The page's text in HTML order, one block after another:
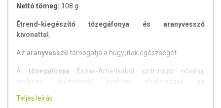
Nettó tömeg: 108 g
Étrend-kiegészítő tőzegáfonya és aranyvessző
kivonattal.
Az aranyvesszőtámogatja a húgyutak egészségét.
A tőzegáfonya Észak-Amerikából származó növény,
melynek gyümölcsét gyakran alkalmazzák
kezelésének kiegészítésére, illetve azok megelőzésére
Teljes leírás